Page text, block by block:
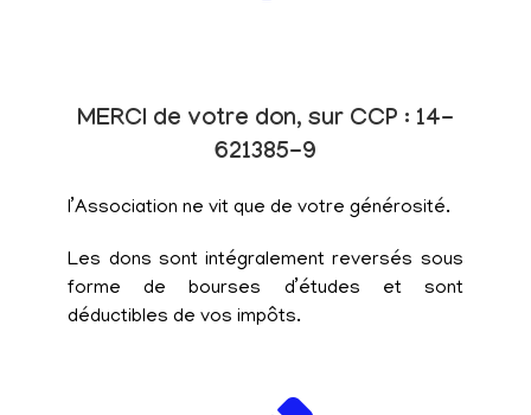
MERCI de votre don, sur CCP : 14-
621385-9
l’Association ne vit que de votre générosité.
Les dons sont intégralement reversés sous
forme de bourses d’études et sont
déductibles de vos impôts.